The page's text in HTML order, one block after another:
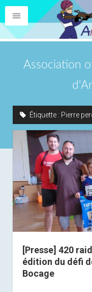
Association
Étiquette : Pierre
[Presse] 420
édition du défi
Bocage